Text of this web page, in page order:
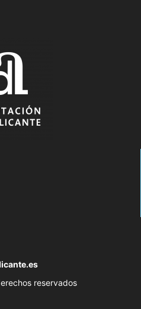
reservados